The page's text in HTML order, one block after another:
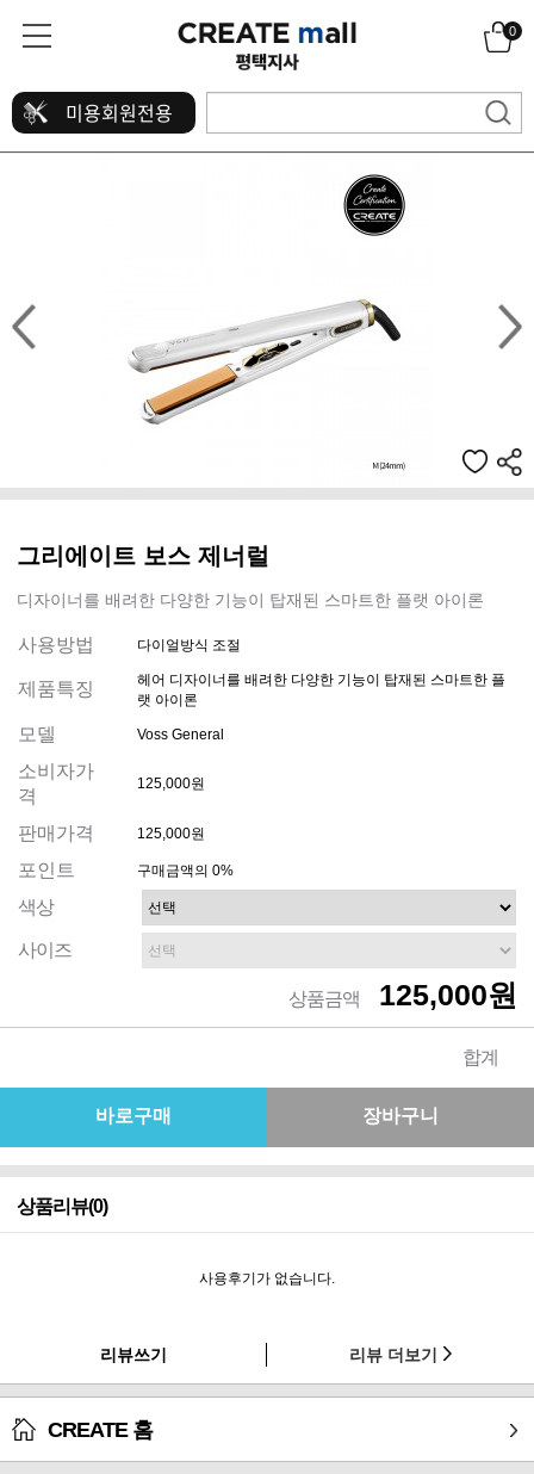
0
미용회원전용
그리에이트 보스 제너럴
디자이너를 배려한 다양한 기능이 탑재된 스마트한 플랫 아이론
사용방법 다이얼방식 조절
제품특징
헤어 디자이너를 배려한 다양한 기능이 탑재된 스마트한 플
랫 아이론
모델 Voss General
소비자가
격
125,000원
판매가격 125,000원
포인트 구매금액의 0%
색상
사이즈
상품금액 125,000원
합계
상품리뷰(0)
사용후기가 없습니다.
리뷰쓰기 리뷰 더보기
CREATE 홈